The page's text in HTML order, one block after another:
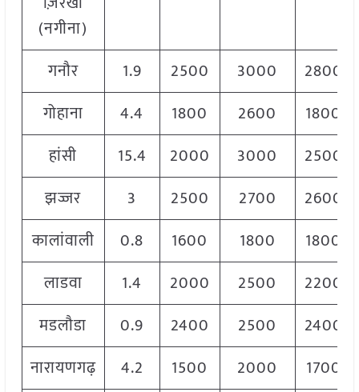
(नगीना)
गनौर
1.9 2500 3000
2800
गोहाना
4.4 1800 2600
1800
हांसी
15.4 2000 3000
2500
झज्जर
3 2500 2700
2600
कालांवाली
0.8 1600 1800
1800
लाडवा
1.4 2000 2500
2200
मडलौडा
0.9 2400 2500
2400
नारायणगढ़
4.2 1500 2000
1700